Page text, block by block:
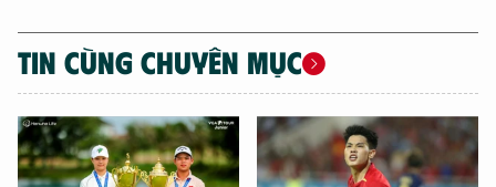
TIN CÙNG CHUYÊN MỤC